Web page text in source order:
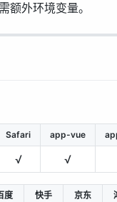
额外环境变量。
Safari app-vue
√ √
度
快手
京东